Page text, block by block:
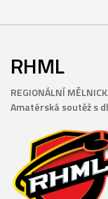
RHML
REGIONÁLNÍ
Amatérská soutěž s